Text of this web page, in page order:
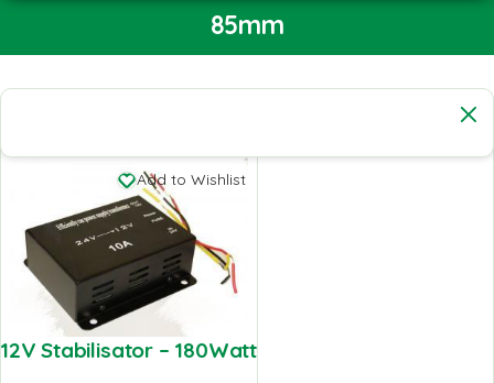
85mm
Add to Wishlist
12V Stabilisator – 180Watt